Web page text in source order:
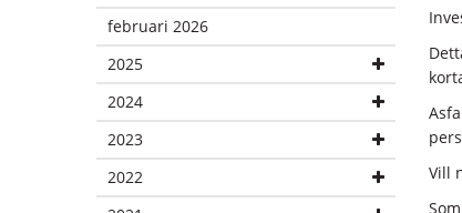
februari 2026
2025
2024
2023
2022
Vill